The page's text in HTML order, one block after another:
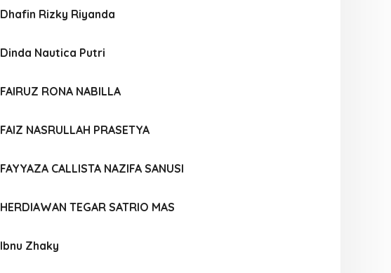
Dhafin Rizky Riyanda
Dinda Nautica Putri
FAIRUZ RONA NABILLA
FAIZ NASRULLAH PRASETYA
FAYYAZA CALLISTA NAZIFA SANUSI
HERDIAWAN TEGAR SATRIO MAS
Ibnu Zhaky